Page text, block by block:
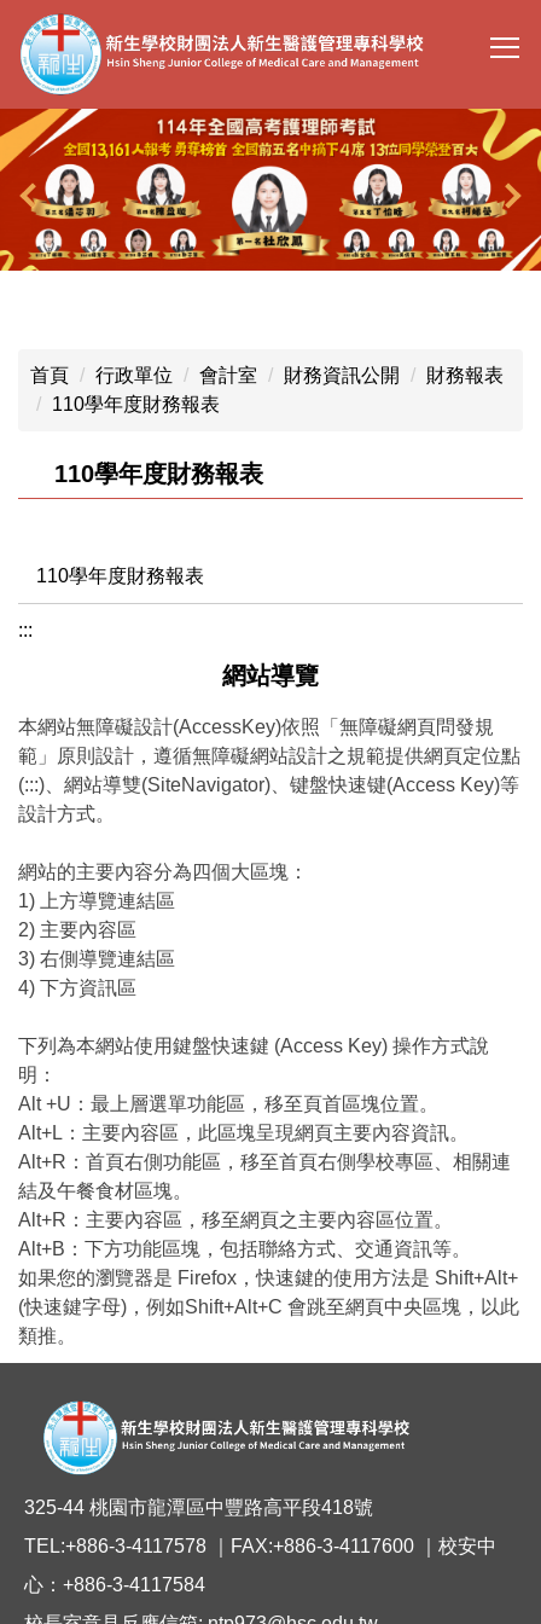
到
主
要
內
容
區
首頁 行政單位 會計室 財務資訊公開
財務報表
110學年度財務報表
110學年度財務報表
110學年度財務報表
:::
網站導覽
本網站無障礙設計(AccessKey)依照「無障礙網頁問發規
範」原則設計，遵循無障礙網站設計之規範提供網頁定位點
(:::)、網站導雙(SiteNavigator)、键盤快速键(Access Key)等
設計方式。
網站的主要內容分為四個大區塊：
1) 上方導覽連結區
2) 主要內容區
3) 右側導覽連結區
4) 下方資訊區
下列為本網站使用鍵盤快速鍵 (Access Key) 操作方式說
明：
Alt +U：最上層選單功能區，移至頁首區塊位置。
Alt+L：主要內容區，此區塊呈現網頁主要內容資訊。
Alt+R：首頁右側功能區，移至首頁右側學校專區、相關連
結及午餐食材區塊。
Alt+R：主要內容區，移至網頁之主要內容區位置。
Alt+B：下方功能區塊，包括聯絡方式、交通資訊等。
如果您的瀏覽器是 Firefox，快速鍵的使用方法是 Shift+Alt+
(快速鍵字母)，例如Shift+Alt+C 會跳至網頁中央區塊，以此
類推。
325-44 桃園市龍潭區中豐路高平段418號
TEL:+886-3-4117578 ｜FAX:+886-3-4117600 ｜校安中
心：+886-3-4117584